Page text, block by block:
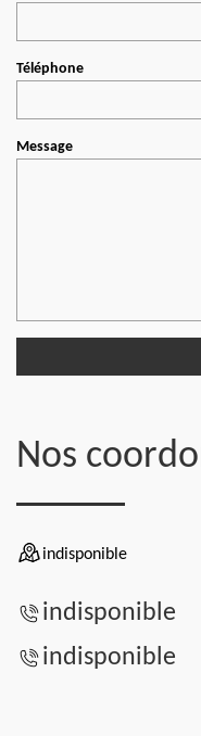
Téléphone
Message
Nos
indisponible
indisponible
indisponible